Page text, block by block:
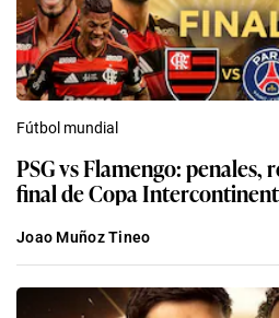
Fútbol mundial
PSG vs Flamengo: penales,
final de Copa
Joao Muñoz Tineo